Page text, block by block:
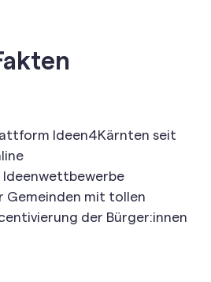
Ideen4Kärnten seit
Ideenwettbewerbe
Gemeinden mit tollen
der Bürger:innen